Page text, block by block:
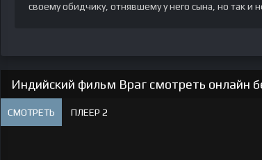
своему обидчику, отнявшему у него сына, но так и
Индийский фильм Враг смотреть онлайн
СМОТРЕТЬ ПЛЕЕР 2